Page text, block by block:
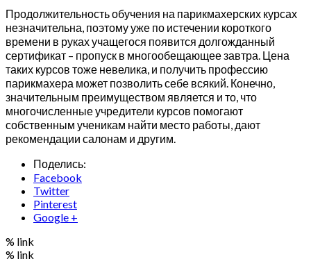
Продолжительность обучения на парикмахерских курсах
незначительна, поэтому уже по истечении короткого
времени в руках учащегося появится долгожданный
сертификат – пропуск в многообещающее завтра. Цена
таких курсов тоже невелика, и получить профессию
парикмахера может позволить себе всякий. Конечно,
значительным преимуществом является и то, что
многочисленные учредители курсов помогают
собственным ученикам найти место работы, дают
рекомендации салонам и другим.
Поделись:
Facebook
Twitter
Pinterest
Google +
% link
% link